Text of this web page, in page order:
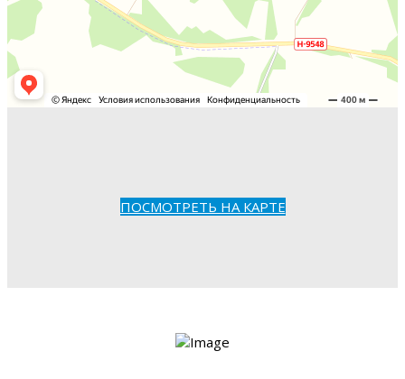
ПОСМОТРЕТЬ НА КАРТЕ